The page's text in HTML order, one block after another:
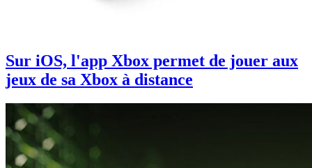
Sur iOS, l'app Xbox permet de jouer aux
jeux de sa Xbox à distance